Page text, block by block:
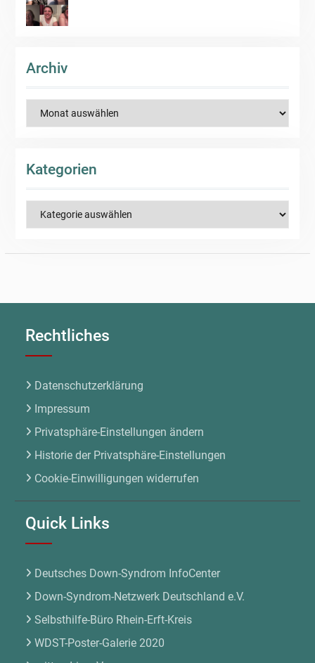
Archiv
Archiv
Kategorien
Kategorien
Rechtliches
Datenschutzerklärung
Impressum
Privatsphäre-Einstellungen ändern
Historie der Privatsphäre-Einstellungen
Cookie-Einwilligungen widerrufen
Quick Links
Deutsches Down-Syndrom InfoCenter
Down-Syndrom-Netzwerk Deutschland e.V.
Selbsthilfe-Büro Rhein-Erft-Kreis
WDST-Poster-Galerie 2020